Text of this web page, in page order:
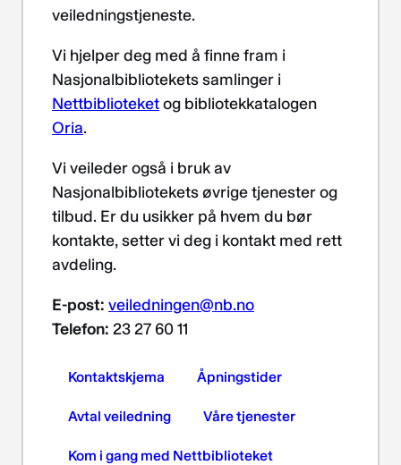
veiledningstjeneste.
Vi hjelper deg med å finne fram i
Nasjonalbibliotekets samlinger i
Nettbiblioteketog bibliotekkatalogen
Oria.
Vi veileder også i bruk av
Nasjonalbibliotekets øvrige tjenester og
tilbud. Er du usikker på hvem du bør
kontakte, setter vi deg i kontakt med rett
avdeling.
E-post: veiledningen@nb.no
Telefon: 23 27 60 11
Kontaktskjema Åpningstider
Avtal veiledning Våre tjenester
Kom i gang med Nettbiblioteket